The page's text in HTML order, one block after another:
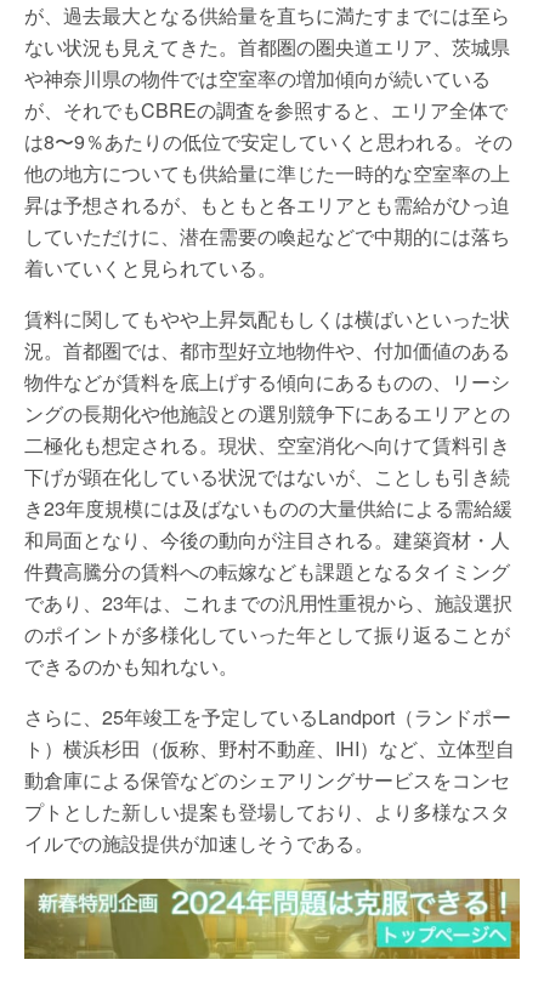
が、過去最大となる供給量を直ちに満たすまでには至ら
ない状況も見えてきた。首都圏の圏央道エリア、茨城県
や神奈川県の物件では空室率の増加傾向が続いている
が、それでもCBREの調査を参照すると、エリア全体で
は8〜9％あたりの低位で安定していくと思われる。その
他の地方についても供給量に準じた一時的な空室率の上
昇は予想されるが、もともと各エリアとも需給がひっ迫
していただけに、潜在需要の喚起などで中期的には落ち
着いていくと見られている。
賃料に関してもやや上昇気配もしくは横ばいといった状
況。首都圏では、都市型好立地物件や、付加価値のある
物件などが賃料を底上げする傾向にあるものの、リーシ
ングの長期化や他施設との選別競争下にあるエリアとの
二極化も想定される。現状、空室消化へ向けて賃料引き
下げが顕在化している状況ではないが、ことしも引き続
き23年度規模には及ばないものの大量供給による需給緩
和局面となり、今後の動向が注目される。建築資材・人
件費高騰分の賃料への転嫁なども課題となるタイミング
であり、23年は、これまでの汎用性重視から、施設選択
のポイントが多様化していった年として振り返ることが
できるのかも知れない。
さらに、25年竣工を予定しているLandport（ランドポー
ト）横浜杉田（仮称、野村不動産、IHI）など、立体型自
動倉庫による保管などのシェアリングサービスをコンセ
プトとした新しい提案も登場しており、より多様なスタ
イルでの施設提供が加速しそうである。